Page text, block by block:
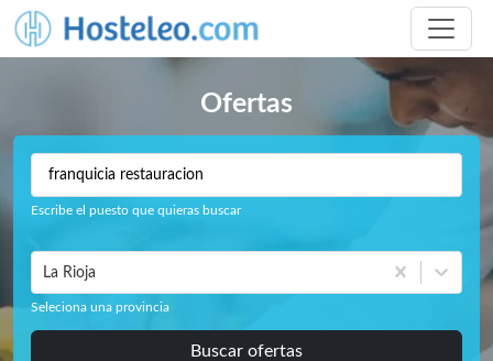
Ofertas
Escribe el puesto que quieras buscar
La Rioja
Seleciona una provincia
Buscar ofertas